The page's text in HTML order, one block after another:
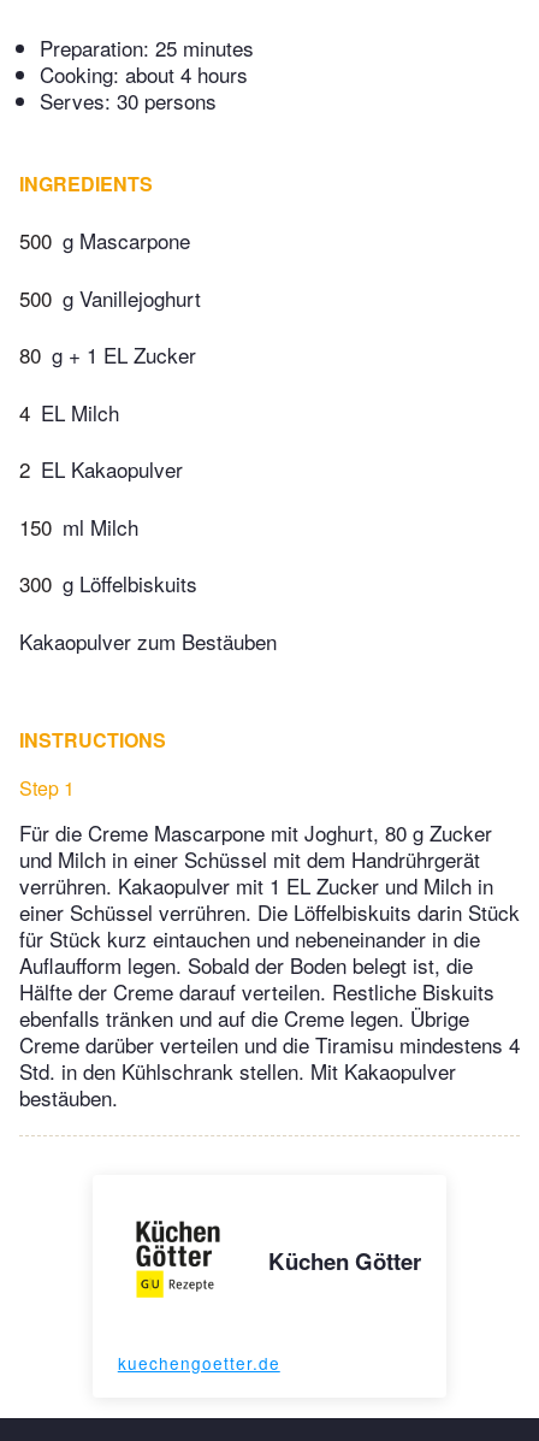
Preparation: 25 minutes
Cooking: about 4 hours
Serves: 30 persons
INGREDIENTS
500 g Mascarpone
500 g Vanillejoghurt
80 g + 1 EL Zucker
4 EL Milch
2 EL Kakaopulver
150 ml Milch
300 g Löffelbiskuits
Kakaopulver zum Bestäuben
INSTRUCTIONS
Step 1
Für die Creme Mascarpone mit Joghurt, 80 g Zucker
und Milch in einer Schüssel mit dem Handrührgerät
verrühren. Kakaopulver mit 1 EL Zucker und Milch in
einer Schüssel verrühren. Die Löffelbiskuits darin Stück
für Stück kurz eintauchen und nebeneinander in die
Auflaufform legen. Sobald der Boden belegt ist, die
Hälfte der Creme darauf verteilen. Restliche Biskuits
ebenfalls tränken und auf die Creme legen. Übrige
Creme darüber verteilen und die Tiramisu mindestens 4
Std. in den Kühlschrank stellen. Mit Kakaopulver
bestäuben.
Küchen Götter
kuechengoetter.de